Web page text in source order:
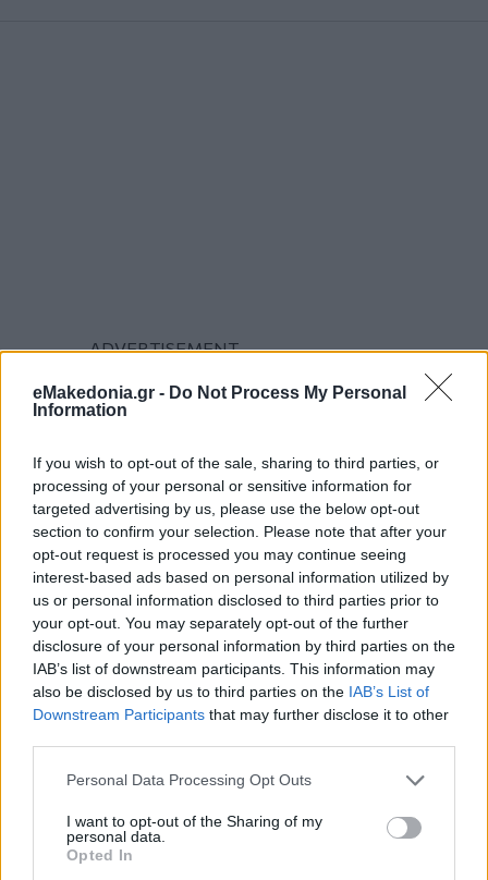
eMakedonia.gr - Do Not Process My Personal
Information
If you wish to opt-out of the sale, sharing to third parties, or
processing of your personal or sensitive information for
targeted advertising by us, please use the below opt-out
section to confirm your selection. Please note that after your
opt-out request is processed you may continue seeing
interest-based ads based on personal information utilized by
us or personal information disclosed to third parties prior to
your opt-out. You may separately opt-out of the further
disclosure of your personal information by third parties on the
IAB’s list of downstream participants. This information may
also be disclosed by us to third parties on the IAB’s List of
Downstream Participants that may further disclose it to other
Please note that this website/app uses one or more Google
not limited to your visit or usage behaviour. You may click to
grant or deny consent to Google and its third-party tags to
use your data for below specified purposes in below Google
Personal Data Processing Opt Outs
I want to opt-out of the Sharing of my
personal data.
Opted In